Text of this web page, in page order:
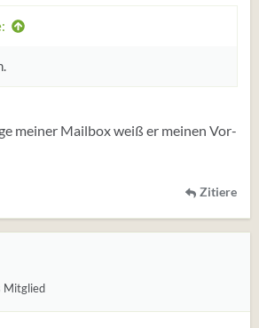
meiner Mailbox weiß er meinen Vor-
Zitiere
Mitglied